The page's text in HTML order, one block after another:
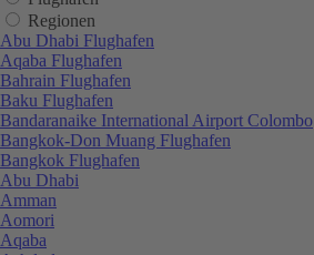
Regionen
Abu Dhabi Flughafen
Aqaba Flughafen
Bahrain Flughafen
Baku Flughafen
Bandaranaike International Airport Colombo
Bangkok-Don Muang Flughafen
Bangkok Flughafen
Abu Dhabi
Amman
Aomori
Aqaba